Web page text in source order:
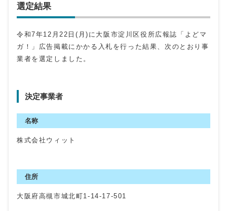
選定結果
令和7年12月22日(月)に大阪市淀川区役所広報誌「よどマ
ガ！」広告掲載にかかる入札を行った結果、次のとおり事
業者を選定しました。
決定事業者
名称
株式会社ウィット
住所
大阪府高槻市城北町1-14-17-501